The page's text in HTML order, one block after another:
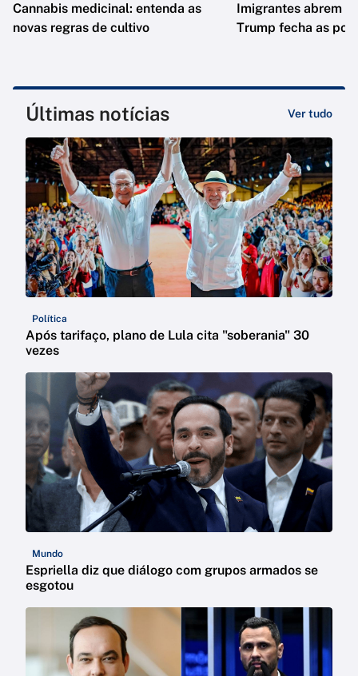
Cannabis medicinal: entenda as
novas regras de cultivo
Imigrantes abrem
Trump fecha as
Últimas notícias Ver tudo
Política
Após tarifaço, plano de Lula cita "soberania" 30
vezes
Mundo
Espriella diz que diálogo com grupos armados se
esgotou